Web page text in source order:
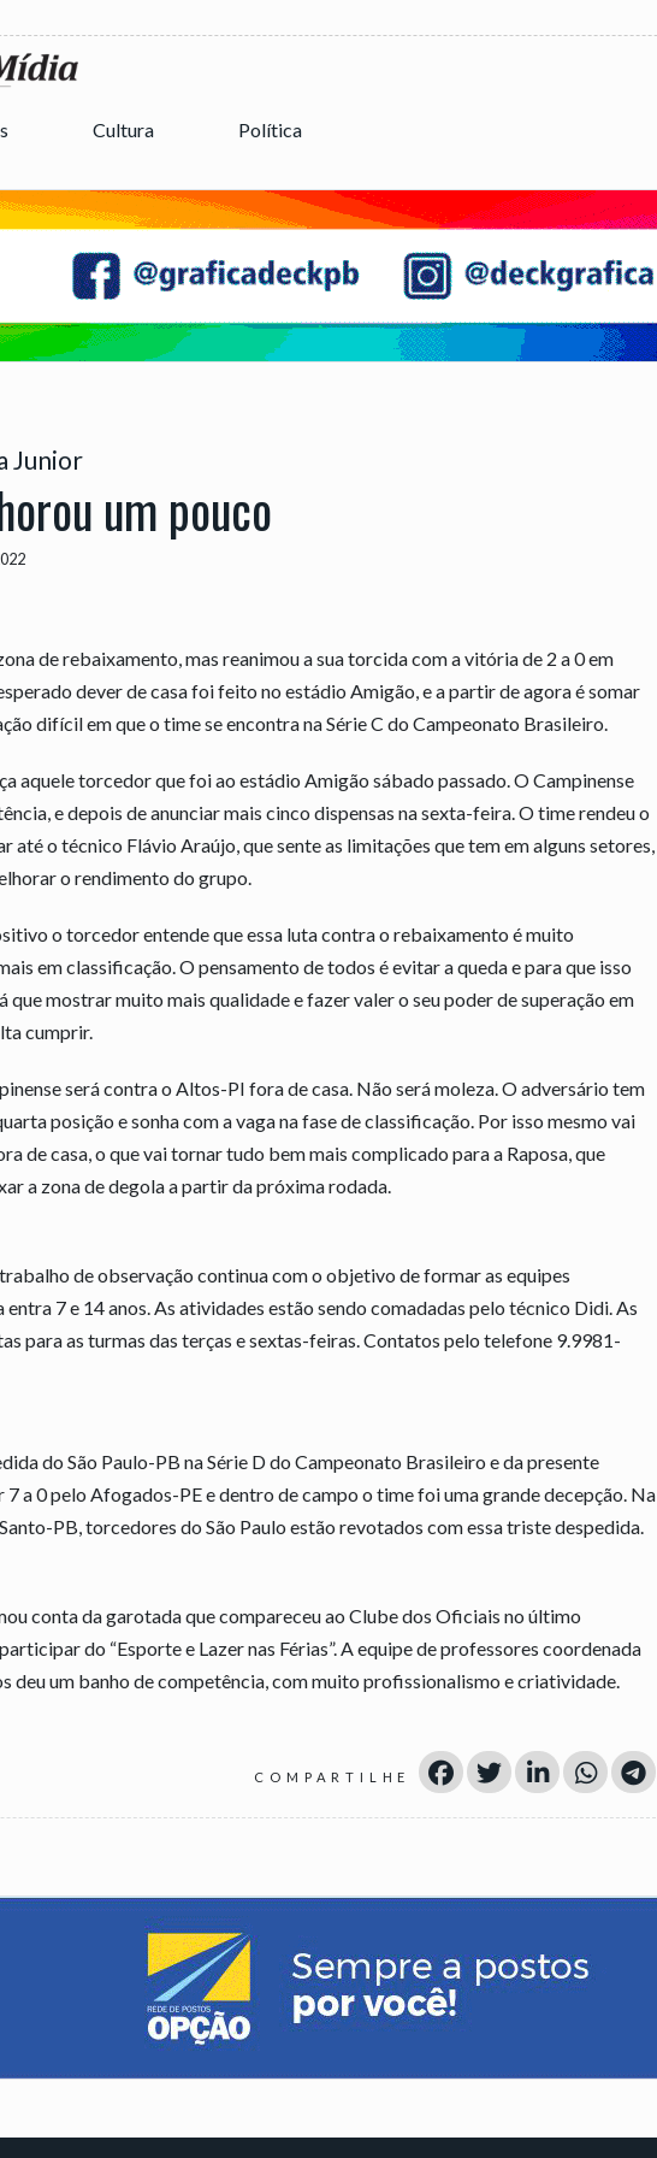
Cultura Política
Junior
um pouco
de rebaixamento, mas reanimou a sua torcida com a vitória de 2 a 0 em
dever de casa foi feito no estádio Amigão, e a partir de agora é somar
difícil em que o time se encontra na Série C do Campeonato Brasileiro.
aquele torcedor que foi ao estádio Amigão sábado passado. O Campinense
e depois de anunciar mais cinco dispensas na sexta-feira. O time rendeu o
até o técnico Flávio Araújo, que sente as limitações que tem em alguns setores,
o rendimento do grupo.
o torcedor entende que essa luta contra o rebaixamento é muito
em classificação. O pensamento de todos é evitar a queda e para que isso
que mostrar muito mais qualidade e fazer valer o seu poder de superação em
cumprir.
será contra o Altos-PI fora de casa. Não será moleza. O adversário tem
posição e sonha com a vaga na fase de classificação. Por isso mesmo vai
de casa, o que vai tornar tudo bem mais complicado para a Raposa, que
a zona de degola a partir da próxima rodada.
de observação continua com o objetivo de formar as equipes
7 e 14 anos. As atividades estão sendo comadadas pelo técnico Didi. As
para as turmas das terças e sextas-feiras. Contatos pelo telefone 9.9981-
do São Paulo-PB na Série D do Campeonato Brasileiro e da presente
a 0 pelo Afogados-PE e dentro de campo o time foi uma grande decepção. Na
PB, torcedores do São Paulo estão revotados com essa triste despedida.
conta da garotada que compareceu ao Clube dos Oficiais no último
do “Esporte e Lazer nas Férias”. A equipe de professores coordenada
deu um banho de competência, com muito profissionalismo e criatividade.
COMPARTILHE